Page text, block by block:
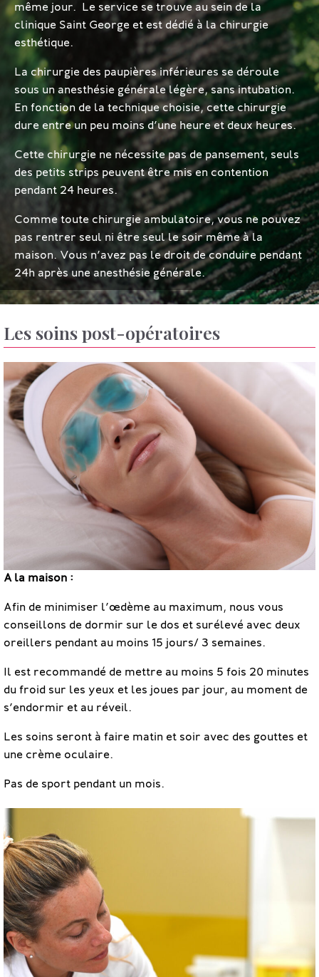
même jour. Le service se trouve au sein de la
clinique Saint George et est dédié à la chirurgie
esthétique.
La chirurgie des paupières inférieures se déroule
sous un anesthésie générale légère, sans intubation.
En fonction de la technique choisie, cette chirurgie
dure entre un peu moins d’une heure et deux heures.
Cette chirurgie ne nécessite pas de pansement, seuls
des petits strips peuvent être mis en contention
pendant 24 heures.
Comme toute chirurgie ambulatoire, vous ne pouvez
pas rentrer seul ni être seul le soir même à la
maison. Vous n’avez pas le droit de conduire pendant
24h après une anesthésie générale.
Les soins post-opératoires
A la maison :
Afin de minimiser l’œdème au maximum, nous vous
conseillons de dormir sur le dos et surélevé avec deux
oreillers pendant au moins 15 jours/ 3 semaines.
Il est recommandé de mettre au moins 5 fois 20 minutes
du froid sur les yeux et les joues par jour, au moment de
s’endormir et au réveil.
Les soins seront à faire matin et soir avec des gouttes et
une crème oculaire.
Pas de sport pendant un mois.